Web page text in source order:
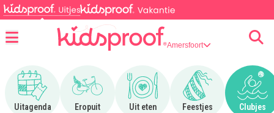
Amersfoort
Uitagenda
Ga naar Uitagenda
Eropuit
Ga naar Eropuit
Uit eten
Ga naar Uit eten
Feestjes
Ga naar Feestjes
Clubjes
Ga